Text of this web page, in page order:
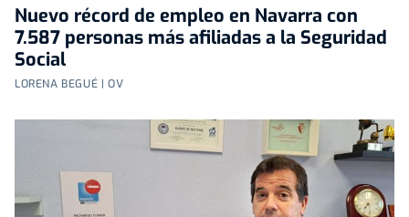
Nuevo récord de empleo en Navarra con
7.587 personas más afiliadas a la Seguridad
Social
LORENA BEGUÉ | OV